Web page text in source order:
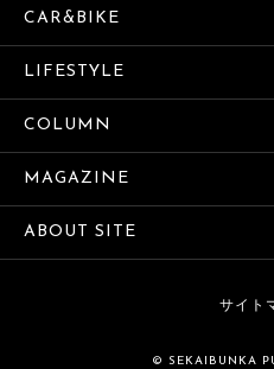
CAR&BIKE
LIFESTYLE
COLUMN
MAGAZINE
ABOUT SITE
サイト
© SEKAIBUNKA